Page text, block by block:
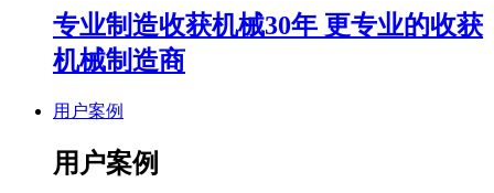
专业制造收获机械30年 更专业的收获
机械制造商
用户案例
用户案例